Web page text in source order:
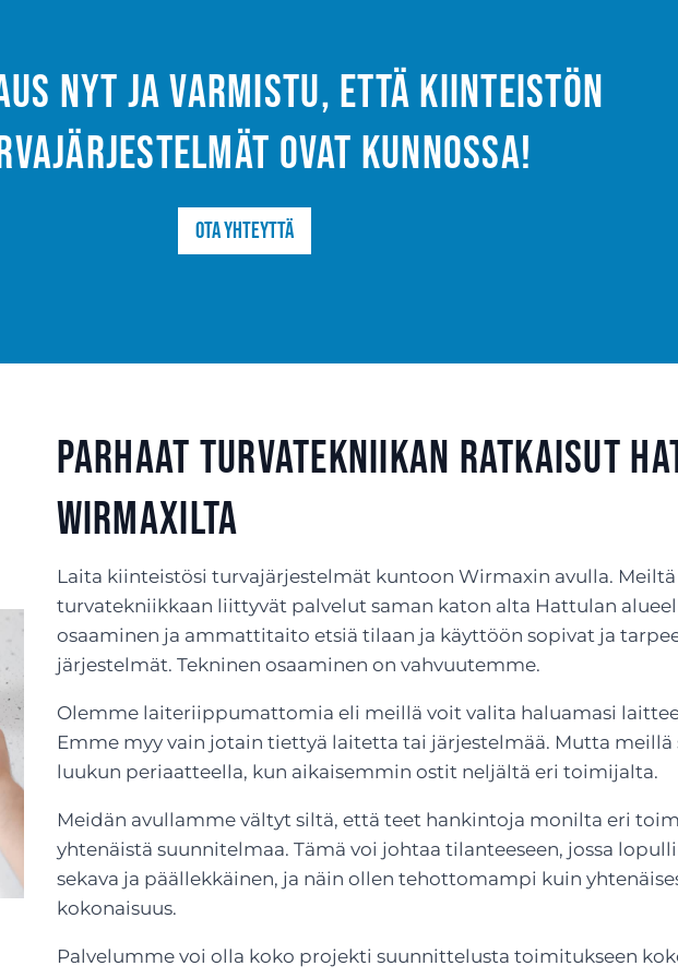
nyt ja varmistu, että kiinteistön
ovat kunnossa!
Ota yhteyttä
Parhaat turvatekniikan ratkaisut
Wirmaxilta
Laita kiinteistösi turvajärjestelmät kuntoon Wirmaxin avulla. Meiltä
turvatekniikkaan liittyvät palvelut saman katon alta Hattulan
osaaminen ja ammattitaito etsiä tilaan ja käyttöön sopivat ja
järjestelmät. Tekninen osaaminen on vahvuutemme.
Olemme laiteriippumattomia eli meillä voit valita haluamasi
Emme myy vain jotain tiettyä laitetta tai järjestelmää. Mutta meillä
luukun periaatteella, kun aikaisemmin ostit neljältä eri toimijalta.
Meidän avullamme vältyt siltä, että teet hankintoja monilta eri
yhtenäistä suunnitelmaa. Tämä voi johtaa tilanteeseen, jossa
sekava ja päällekkäinen, ja näin ollen tehottomampi kuin
kokonaisuus.
Palvelumme voi olla koko projekti suunnittelusta toimitukseen